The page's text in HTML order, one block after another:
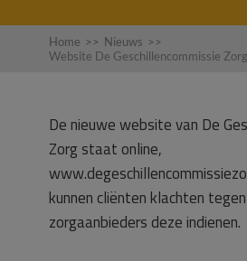
Home >> Nieuws >>
Website De Geschillencommissie
De nieuwe website van De
Zorg staat online,
kunnen cliënten klachten
zorgaanbieders deze indienen.